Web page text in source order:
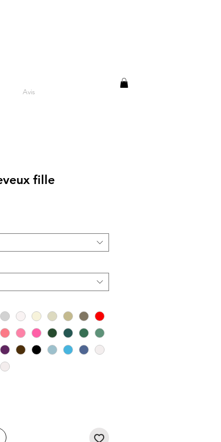
Avis
fille